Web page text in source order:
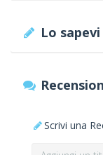
Lo sapevi
Scrivi una